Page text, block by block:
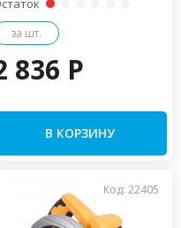
за шт.
836 P
В КОРЗИНУ
Код: 22405